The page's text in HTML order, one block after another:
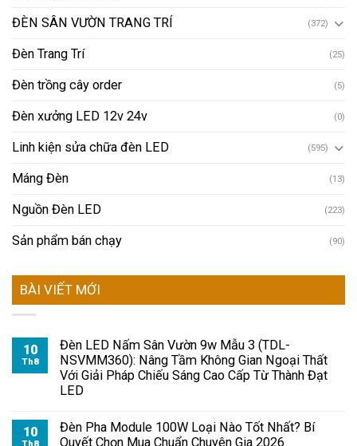
ĐÈN SÂN VƯỜN TRANG TRÍ (372)
Đèn Trang Trí (25)
Đèn trồng cây order (5)
Đèn xưởng LED 12v 24v (0)
Linh kiện sửa chữa đèn LED (595)
Máng Đèn (13)
Nguồn Đèn LED (223)
Sản phẩm bán chạy (90)
BÀI VIẾT MỚI
10
Th8
Đèn LED Nấm Sân Vườn 9w Mẫu 3 (TDL-
NSVMM360): Nâng Tầm Không Gian Ngoại Thất
Với Giải Pháp Chiếu Sáng Cao Cấp Từ Thành Đạt
LED
10
Th8
Đèn Pha Module 100W Loại Nào Tốt Nhất? Bí
Quyết Chọn Mua Chuẩn Chuyên Gia 2026